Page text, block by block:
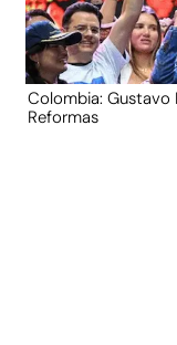
Colombia: Gustavo
Reformas